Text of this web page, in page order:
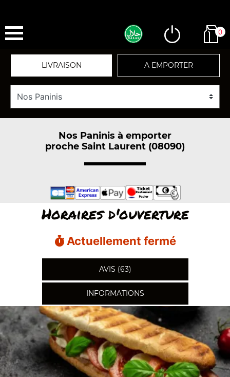
0
LIVRAISON A EMPORTER
Nos Paninis à emporter
proche Saint Laurent (08090)
Horaires d'ouverture
Actuellement fermé
AVIS (63)
INFORMATIONS